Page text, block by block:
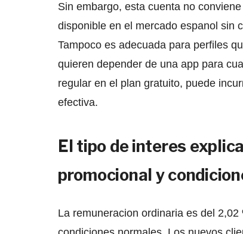
Sin embargo, esta cuenta no
disponible en el mercado espanol sin
Tampoco es adecuada para perfiles
quieren depender de una app para
regular en el plan gratuito, puede
efectiva.
El tipo de interes
promocional y
La remuneracion ordinaria es del